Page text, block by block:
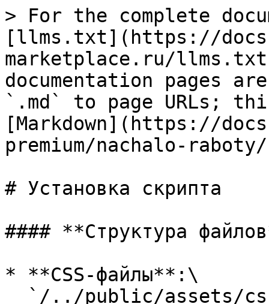
> For the complete
[llms.txt](https://
marketplace.ru/
documentation pages
`.md` to page URLs;
[Markdown](https://
premium/nachalo-
# Установка скрипта
#### **Структура
* **CSS-файлы**:\